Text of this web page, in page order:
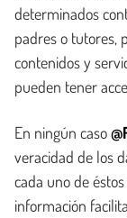
determinados
padres o tutores,
contenidos y
pueden tener
En ningún caso
veracidad de los
cada uno de
información